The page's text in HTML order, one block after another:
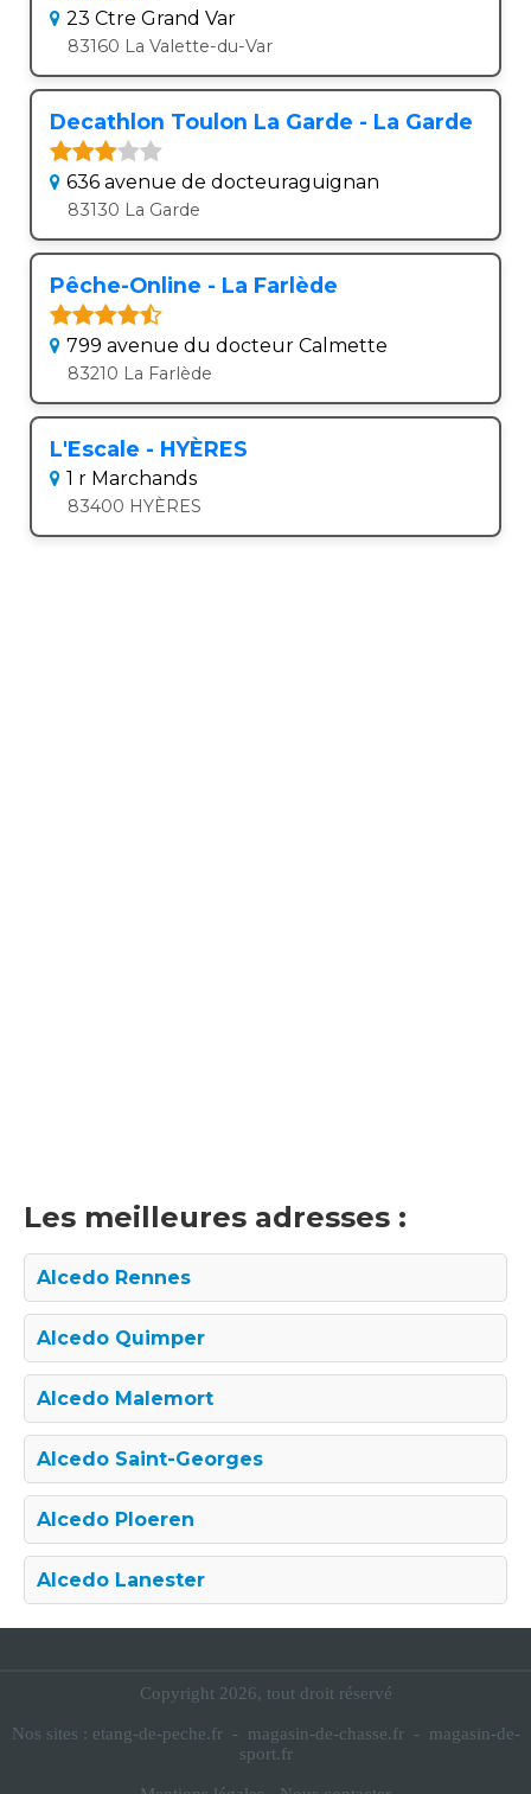
23 Ctre Grand Var
83160 La Valette-du-Var
Decathlon Toulon La Garde - La Garde
636 avenue de docteuraguignan
83130 La Garde
Pêche-Online - La Farlède
799 avenue du docteur Calmette
83210 La Farlède
L'Escale - HYÈRES
1 r Marchands
83400 HYÈRES
Les meilleures adresses :
Alcedo Rennes
Alcedo Quimper
Alcedo Malemort
Alcedo Saint-Georges
Alcedo Ploeren
Alcedo Lanester
Copyright 2026, tout droit réservé
Nos sites : etang-de-peche.fr- magasin-de-chasse.fr- magasin-de-
sport.fr